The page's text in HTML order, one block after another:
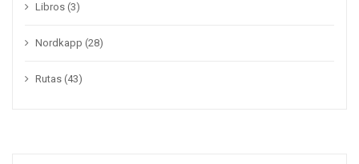
Libros (3)
Nordkapp (28)
Rutas (43)